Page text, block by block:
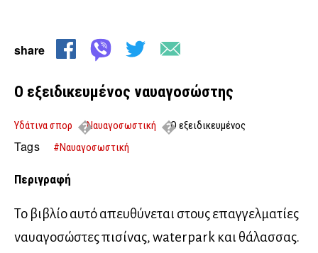
share
Ο εξειδικευμένος ναυαγοσώστης
Υδάτινα σπορ Ναυαγοσωστική
Ο εξειδικευμένος
ναυαγοσώστης
Tags #Ναυαγοσωστική
Περιγραφή
Το βιβλίο αυτό απευθύνεται στους επαγγελματίες
ναυαγοσώστες πισίνας, waterpark και θάλασσας.